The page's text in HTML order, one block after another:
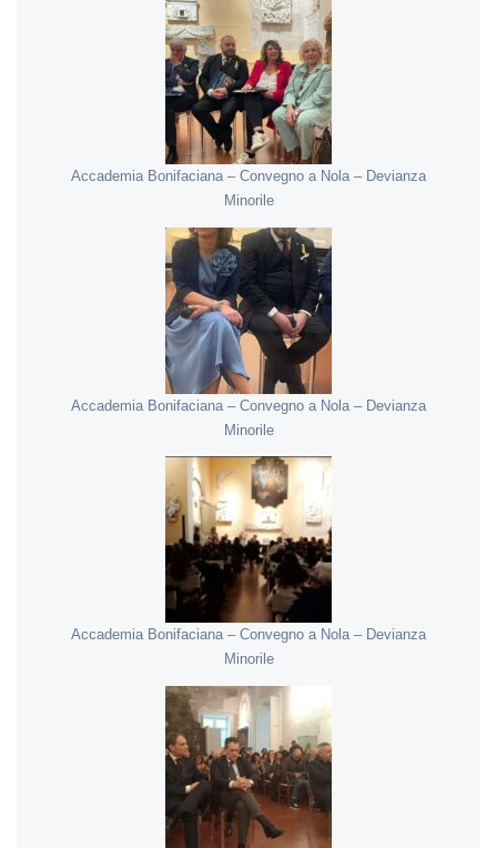
Accademia Bonifaciana – Convegno a Nola – Devianza
Minorile
Accademia Bonifaciana – Convegno a Nola – Devianza
Minorile
Accademia Bonifaciana – Convegno a Nola – Devianza
Minorile